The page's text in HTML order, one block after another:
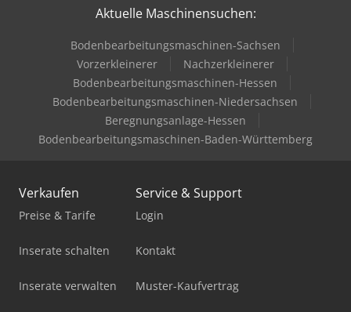
Aktuelle Maschinensuchen:
Bodenbearbeitungsmaschinen-Sachsen
Vorzerkleinerer
Nachzerkleinerer
Bodenbearbeitungsmaschinen-Hessen
Bodenbearbeitungsmaschinen-Niedersachsen
Beregnungsanlage-Hessen
Bodenbearbeitungsmaschinen-Baden-Württemberg
Verkaufen
Preise & Tarife
Inserate schalten
Inserate verwalten
Service & Support
Login
Kontakt
Muster-Kaufvertrag